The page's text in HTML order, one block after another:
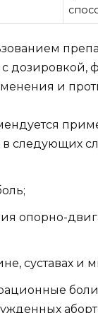
с дозировкой,
и
следующих
опорно-
суставах и